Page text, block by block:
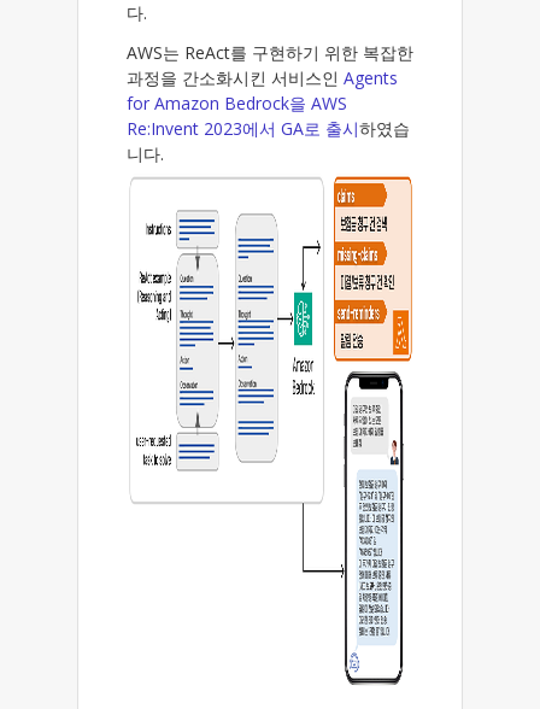
다.
AWS는 ReAct를 구현하기 위한 복잡한
과정을 간소화시킨 서비스인 Agents
for Amazon Bedrock을 AWS
Re:Invent 2023에서 GA로 출시하였습
니다.